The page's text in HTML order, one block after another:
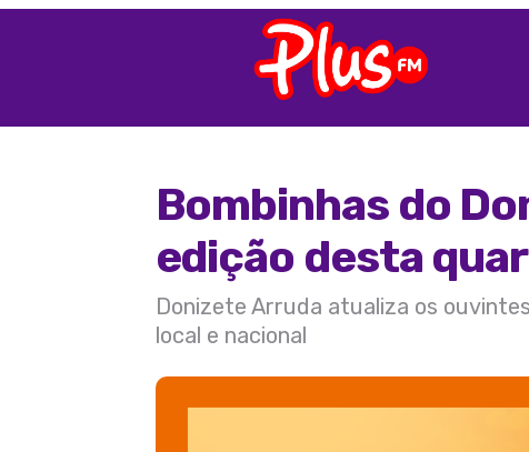
Bombinhas do
edição desta
Donizete Arruda atualiza os
local e nacional